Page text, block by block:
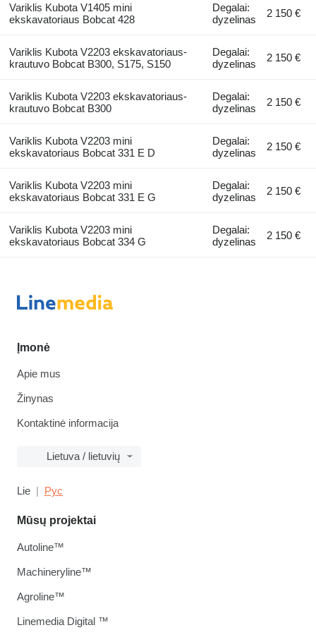
Variklis Kubota V1405 mini
ekskavatoriaus Bobcat 428
Degalai:
dyzelinas
2 150 €
Variklis Kubota V2203 ekskavatoriaus-
krautuvo Bobcat B300, S175, S150
Degalai:
dyzelinas
2 150 €
Variklis Kubota V2203 ekskavatoriaus-
krautuvo Bobcat B300
Degalai:
dyzelinas
2 150 €
Variklis Kubota V2203 mini
ekskavatoriaus Bobcat 331 E D
Degalai:
dyzelinas
2 150 €
Variklis Kubota V2203 mini
ekskavatoriaus Bobcat 331 E G
Degalai:
dyzelinas
2 150 €
Variklis Kubota V2203 mini
ekskavatoriaus Bobcat 334 G
Degalai:
dyzelinas
2 150 €
Įmonė
Apie mus
Žinynas
Kontaktinė informacija
Lietuva / lietuvių
Lie Рус
Mūsų projektai
Autoline™
Machineryline™
Agroline™
Linemedia Digital ™